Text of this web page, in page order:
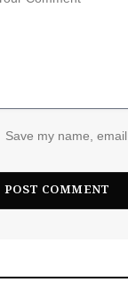
Save my name,